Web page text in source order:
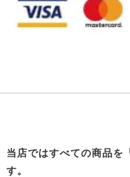
当店ではすべての商品を
す。